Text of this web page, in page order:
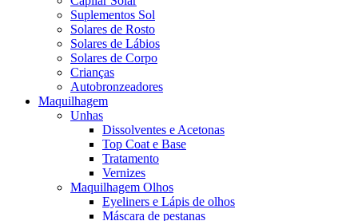
Suplementos Sol
Solares de Rosto
Solares de Lábios
Solares de Corpo
Crianças
Autobronzeadores
Maquilhagem
Unhas
Dissolventes e Acetonas
Top Coat e Base
Tratamento
Vernizes
Maquilhagem Olhos
Eyeliners e Lápis de olhos
Máscara de pestanas